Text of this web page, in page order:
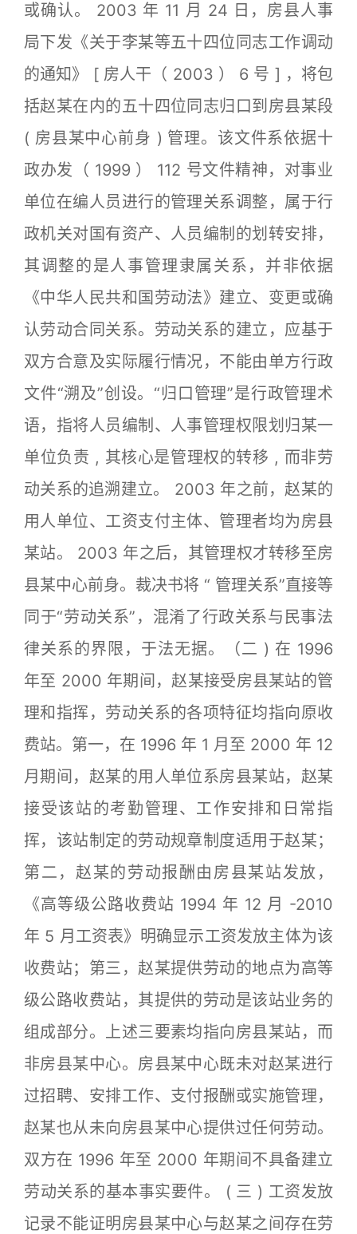
或确认。 2003 年 11 月 24 日，房县人事
局下发《关于李某等五十四位同志工作调动
的通知》 [ 房人干（ 2003 ） 6 号 ] ，将包
括赵某在内的五十四位同志归口到房县某段
( 房县某中心前身 ) 管理。该文件系依据十
政办发（ 1999 ） 112 号文件精神，对事业
单位在编人员进行的管理关系调整，属于行
政机关对国有资产、人员编制的划转安排，
其调整的是人事管理隶属关系，并非依据
《中华人民共和国劳动法》建立、变更或确
认劳动合同关系。劳动关系的建立，应基于
双方合意及实际履行情况，不能由单方行政
文件“溯及”创设。“归口管理”是行政管理术
语，指将人员编制、人事管理权限划归某一
单位负责 , 其核心是管理权的转移 , 而非劳
动关系的追溯建立。 2003 年之前，赵某的
用人单位、工资支付主体、管理者均为房县
某站。 2003 年之后，其管理权才转移至房
县某中心前身。裁决书将 “ 管理关系”直接等
同于“劳动关系”，混淆了行政关系与民事法
律关系的界限，于法无据。（二 ) 在 1996
年至 2000 年期间，赵某接受房县某站的管
理和指挥，劳动关系的各项特征均指向原收
费站。第一，在 1996 年 1 月至 2000 年 12
月期间，赵某的用人单位系房县某站，赵某
接受该站的考勤管理、工作安排和日常指
挥，该站制定的劳动规章制度适用于赵某；
第二，赵某的劳动报酬由房县某站发放，
《高等级公路收费站 1994 年 12 月 -2010
年 5 月工资表》明确显示工资发放主体为该
收费站；第三，赵某提供劳动的地点为高等
级公路收费站，其提供的劳动是该站业务的
组成部分。上述三要素均指向房县某站，而
非房县某中心。房县某中心既未对赵某进行
过招聘、安排工作、支付报酬或实施管理，
赵某也从未向房县某中心提供过任何劳动。
双方在 1996 年至 2000 年期间不具备建立
劳动关系的基本事实要件。 ( 三 ) 工资发放
记录不能证明房县某中心与赵某之间存在劳